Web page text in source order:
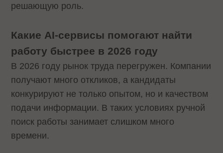
решающую роль.
Какие AI-сервисы помогают найти
работу быстрее в 2026 году
В 2026 году рынок труда перегружен. Компании
получают много откликов, а кандидаты
конкурируют не только опытом, но и качеством
подачи информации. В таких условиях ручной
поиск работы занимает слишком много
времени.